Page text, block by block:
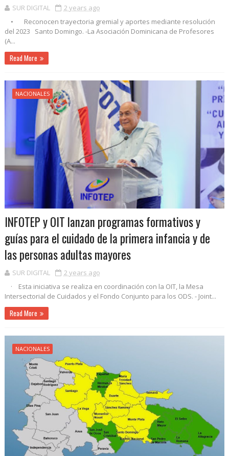
SUR DIGITAL
2 years ago
• Reconocen trayectoria gremial y aportes mediante resolución
del 2023 Santo Domingo. -La Asociación Dominicana de Profesores
(A...
Read More
NACIONALES
INFOTEP y OIT lanzan programas formativos y
guías para el cuidado de la primera infancia y de
las personas adultas mayores
SUR DIGITAL
2 years ago
· Esta iniciativa se realiza en coordinación con la OIT, la Mesa
Intersectorial de Cuidados y el Fondo Conjunto para los ODS. - Joint...
Read More
NACIONALES